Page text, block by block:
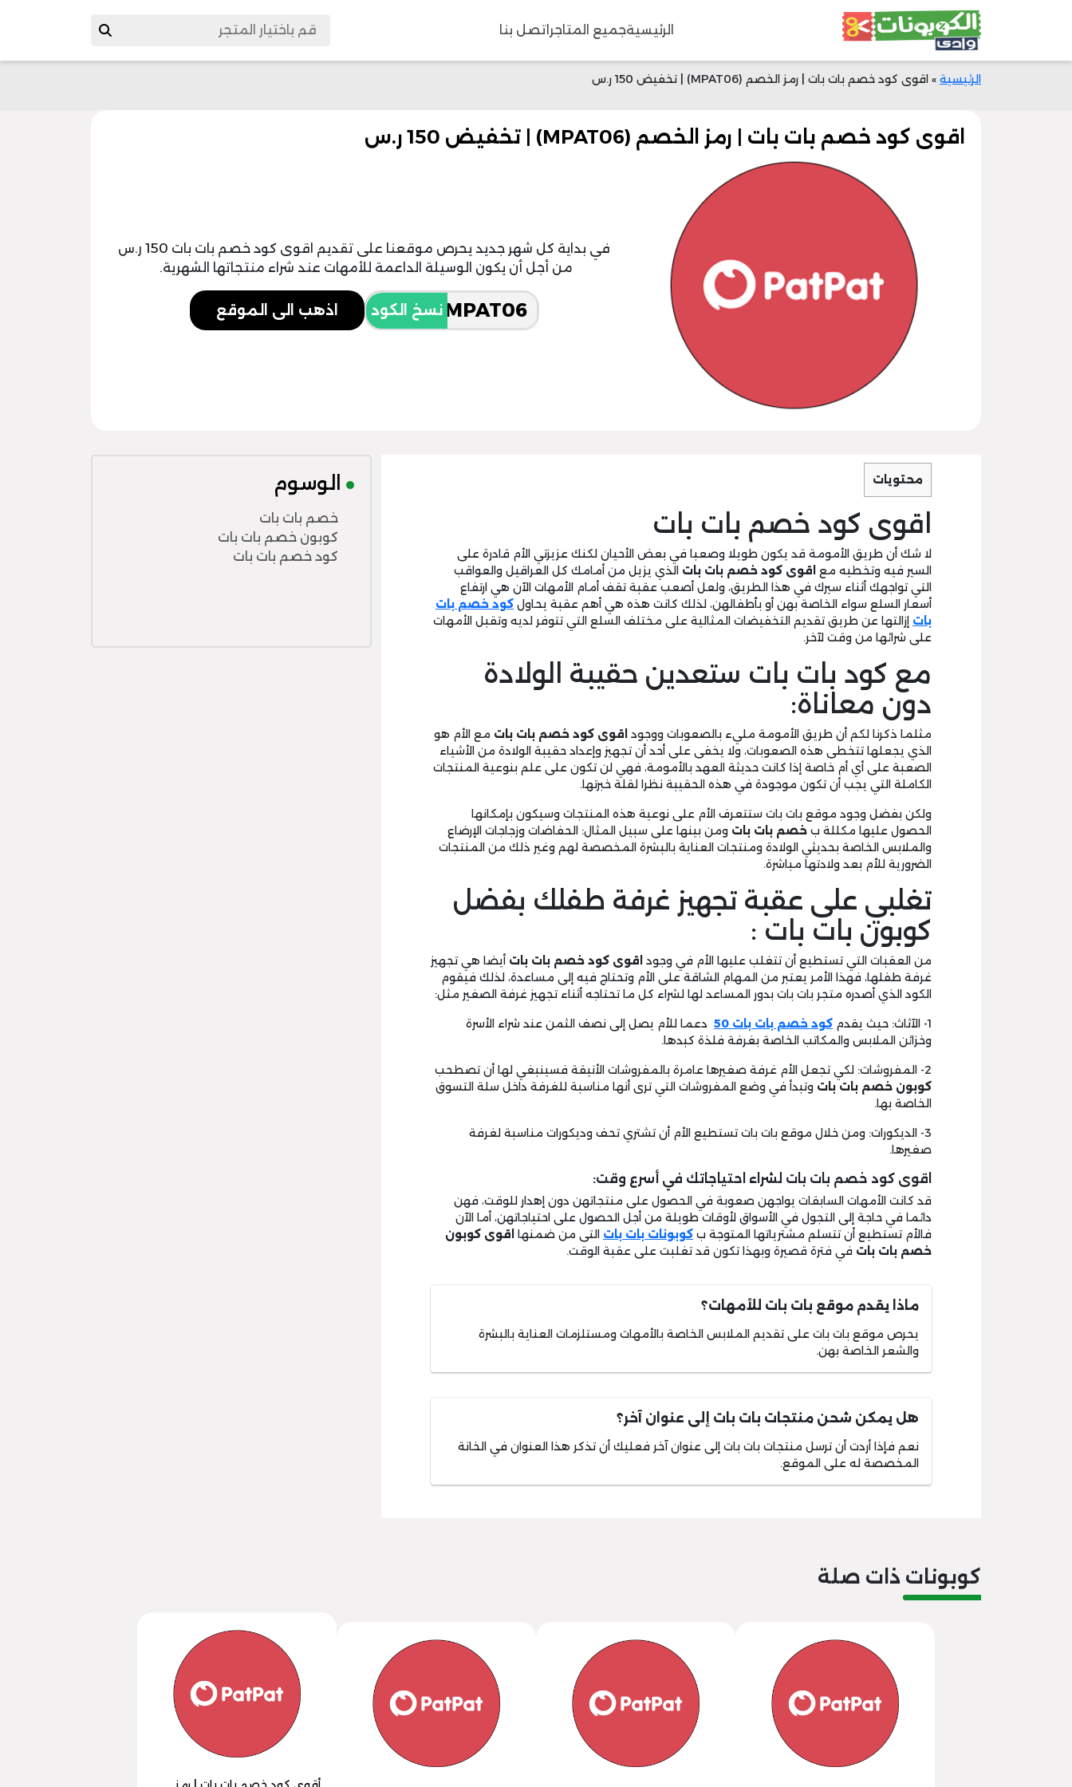
الرئيسيةجميع المتاجر اتصل بنا
الرئيسية » اقوى كود خصم بات بات | رمز الخصم (MPAT06) | تخفيض 150 ر.س
اقوى كود خصم بات بات | رمز الخصم (MPAT06) | تخفيض 150 ر.س
في بداية كل شهر جديد يحرص موقعنا على تقديم اقوى كود خصم بات بات 150 ر.س
من أجل أن يكون الوسيلة الداعمة للأمهات عند شراء منتجاتها الشهرية.
نسخ الكود اذهب الى الموقع
محتويات
اقوى كود خصم بات بات
لا شك أن طريق الأمومة قد يكون طويلا وصعبا في بعض الأحيان لكنك عزيزتي الأم قادرة على
السير فيه وتخطيه مع اقوى كود خصم بات بات الذي يزيل من أمامك كل العراقيل والعواقب
التي تواجهك أثناء سيرك في هذا الطريق، ولعل أصعب عقبة تقف أمام الأمهات الآن هي ارتفاع
أسعار السلع سواء الخاصة بهن أو بأطفالهن، لذلك كانت هذه هي أهم عقبة يحاول كود خصم بات
بات إزالتها عن طريق تقديم التخفيضات المثالية على مختلف السلع التي تتوفر لديه وتقبل الأمهات
على شرائها من وقت لآخر.
مع كود بات بات ستعدين حقيبة الولادة
دون معاناة:
مثلما ذكرنا لكم أن طريق الأمومة مليء بالصعوبات ووجود اقوى كود خصم بات بات مع الأم هو
الذي يجعلها تتخطى هذه الصعوبات، ولا يخفى على أحد أن تجهيز وإعداد حقيبة الولادة من الأشياء
الصعبة على أي أم خاصة إذا كانت حديثة العهد بالأمومة، فهي لن تكون على علم بنوعية المنتجات
الكاملة التي يجب أن تكون موجودة في هذه الحقيبة نظرا لقلة خبرتها.
ولكن بفضل وجود موقع بات بات ستتعرف الأم على نوعية هذه المنتجات وسيكون بإمكانها
الحصول عليها مكللة ب خصم بات بات ومن بينها على سبيل المثال: الحفاضات وزجاجات الإرضاع
والملابس الخاصة بحديثي الولادة ومنتجات العناية بالبشرة المخصصة لهم وغير ذلك من المنتجات
الضرورية للأم بعد ولادتها مباشرة.
تغلبي على عقبة تجهيز غرفة طفلك بفضل
كوبون بات بات :
من العقبات التي تستطيع أن تتغلب عليها الأم في وجود اقوى كود خصم بات بات أيضا هي تجهيز
غرفة طفلها، فهذا الأمر يعتبر من المهام الشاقة على الأم وتحتاج فيه إلى مساعدة، لذلك فيقوم
الكود الذي أصدره متجر بات بات بدور المساعد لها لشراء كل ما تحتاجه أثناء تجهيز غرفة الصغير مثل:
1- الآثاث: حيث يقدم كود خصم بات بات 50
دعما للأم يصل إلى نصف الثمن عند شراء الأسرة
وخزائن الملابس والمكاتب الخاصة بغرفة فلذة كبدها.
2- المفروشات: لكي تجعل الأم غرفة صغيرها عامرة بالمفروشات الأنيقة فسينبغي لها أن تصطحب
كوبون خصم بات بات وتبدأ في وضع المفروشات التي ترى أنها مناسبة للغرفة داخل سلة التسوق
الخاصة بها.
3- الديكورات: ومن خلال موقع بات بات تستطيع الأم أن تشتري تحف وديكورات مناسبة لغرفة
صغيرها.
اقوى كود خصم بات بات لشراء احتياجاتك في أسرع وقت:
قد كانت الأمهات السابقات يواجهن صعوبة في الحصول على منتجاتهن دون إهدار للوقت، فهن
دائما في حاجة إلى التجول في الأسواق لأوقات طويلة من أجل الحصول على احتياجاتهن، أما الآن
فالأم تستطيع أن تتسلم مشترياتها المتوجة ب كوبونات بات بات التى من ضمنها اقوى كوبون
خصم بات بات في فترة قصيرة وبهذا تكون قد تغلبت على عقبة الوقت.
ماذا يقدم موقع بات بات للأمهات؟
يحرص موقع بات بات على تقديم الملابس الخاصة بالأمهات ومستلزمات العناية بالبشرة
والشعر الخاصة بهن.
هل يمكن شحن منتجات بات بات إلى عنوان آخر؟
نعم فإذا أردت أن ترسل منتجات بات بات إلى عنوان آخر فعليك أن تذكر هذا العنوان في الخانة
المخصصة له على الموقع.
الوسوم
خصم بات بات
كوبون خصم بات بات
كود خصم بات بات
كوبونات ذات صلة